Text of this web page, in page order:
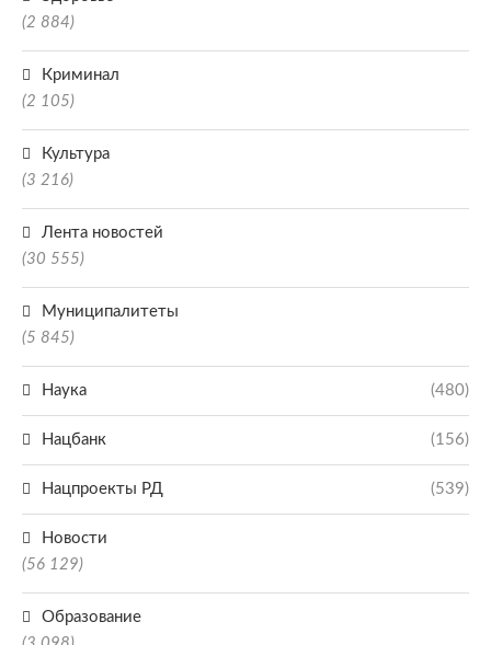
(2 884)
Криминал
(2 105)
Культура
(3 216)
Лента новостей
(30 555)
Муниципалитеты
(5 845)
Наука (480)
Нацбанк (156)
Нацпроекты РД (539)
Новости
(56 129)
Образование